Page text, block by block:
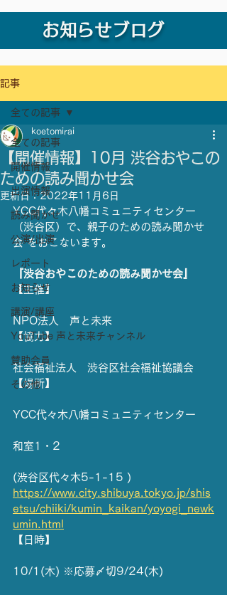
お知らせブログ
記事
全ての記事
開催情報
出演情報
読み聞かせ
公演/出演
レポート
お知らせ
講演/講座
YouTube 声と未来チャンネル
賛助会員
その他
全ての記事
【開催情報】10月 渋谷おやこの
ための読み聞かせ会
koetomirai
更新日：2022年11月6日
YCC代々木八幡コミュニティセンター
（渋谷区）で、親子のための読み聞かせ
会 をおこないます。
『渋谷おやこのための読み聞かせ会』
【主催】
NPO法人　声と未来
【協力】
社会福祉法人　渋谷区社会福祉協議会
【場所】
YCC代々木八幡コミュニティセンター
和室1・2
(渋谷区代々木5-1-15 )
https://www.city.shibuya.tokyo.jp/shis
etsu/chiiki/kumin_kaikan/yoyogi_newk
umin.html
【日時】
10/1(木) ※応募〆切9/24(木)